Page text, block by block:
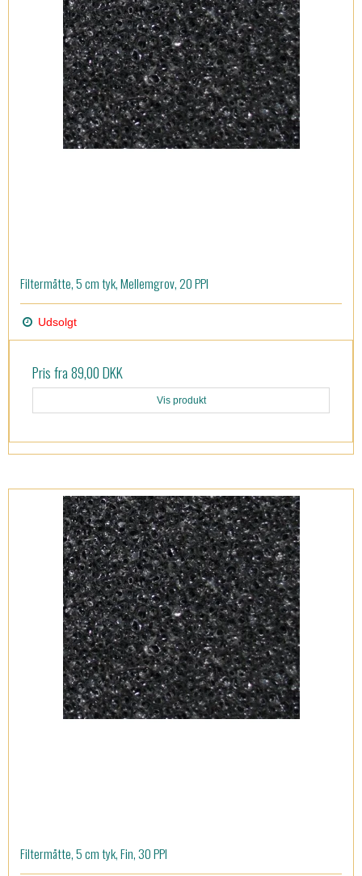
Filtermåtte, 5 cm tyk, Mellemgrov, 20 PPI
Udsolgt
Pris fra89,00 DKK
Vis produkt
Filtermåtte, 5 cm tyk, Fin, 30 PPI